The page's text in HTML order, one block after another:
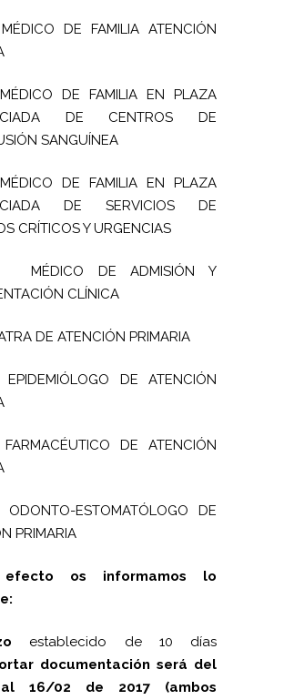
MÉDICO DE FAMILIA ATENCIÓN
MÉDICO DE FAMILIA EN PLAZA
DE CENTROS DE
SANGUÍNEA
MÉDICO DE FAMILIA EN PLAZA
DE SERVICIOS DE
CRÍTICOS Y URGENCIAS
MÉDICO DE ADMISIÓN Y
CLÍNICA
DE ATENCIÓN PRIMARIA
EPIDEMIÓLOGO DE ATENCIÓN
FARMACÉUTICO DE ATENCIÓN
ODONTO-ESTOMATÓLOGO DE
PRIMARIA
os informamos lo
establecido de 10 días
documentación será del
16/02 de 2017 (ambos